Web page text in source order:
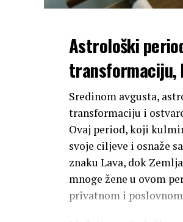
Astrološki
transformaciju,
Sredinom avgusta,
transformaciju i
Ovaj period, koji
svoje ciljeve i osnaže
znaku Lava, dok
mnoge žene u ovom
privatnom i